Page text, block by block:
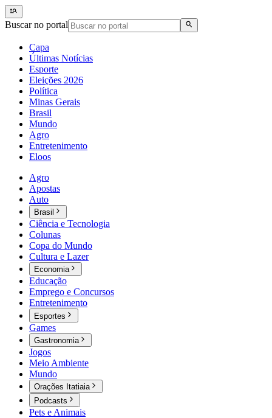
Buscar no portal
Capa
Últimas Notícias
Esporte
Eleições 2026
Política
Minas Gerais
Brasil
Mundo
Agro
Entretenimento
Eloos
Agro
Apostas
Auto
Brasil
Ciência e Tecnologia
Colunas
Copa do Mundo
Cultura e Lazer
Economia
Educação
Emprego e Concursos
Entretenimento
Esportes
Games
Gastronomia
Jogos
Meio Ambiente
Mundo
Orações Itatiaia
Podcasts
Pets e Animais